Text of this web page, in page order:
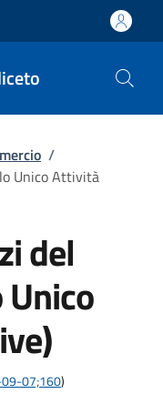
/
Unico Attività
del
09-07;160)